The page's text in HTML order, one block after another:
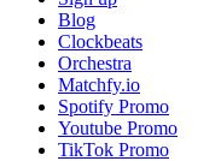
Blog
Clockbeats
Orchestra
Matchfy.io
Spotify Promo
Youtube Promo
TikTok Promo